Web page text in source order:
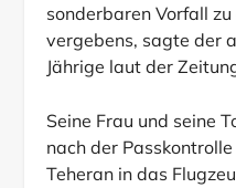
sonderbaren Vorfall
vergebens, sagte der
Jährige laut der
Seine Frau und seine
nach der
Teheran in das